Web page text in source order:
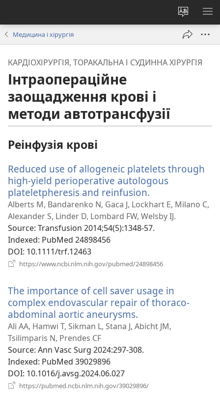
Змінити
мову
сайту
Медицина і хірургія
КАРДІОХІРУРГІЯ, ТОРАКАЛЬНА І СУДИННА ХІРУРГІЯ
Інтраопераційне
заощадження крові і
методи автотрансфузії
Реінфузія крові
Reduced use of allogeneic platelets through
high-yield perioperative autologous
plateletpheresis and reinfusion.
у
новому
вікні)
Alberts M, Bandarenko N, Gaca J, Lockhart E, Milano C,
Alexander S, Linder D, Lombard FW, Welsby IJ.
Source‎: Transfusion 2014;54(5):1348-57.
Indexed‎: PubMed 24898456
DOI‎: 10.1111/trf.12463
https://www.ncbi.nlm.nih.gov/pubmed/24898456
вікні)
The importance of cell saver usage in
complex endovascular repair of thoraco-
abdominal aortic aneurysms.
у
вікні)
Ali AA, Hamwi T, Sikman L, Stana J, Abicht JM,
Tsilimparis N, Prendes CF
Source‎: Ann Vasc Surg 2024:297-308.
Indexed‎: PubMed 39029896
DOI‎: 10.1016/j.avsg.2024.06.027
https://pubmed.ncbi.nlm.nih.gov/39029896/